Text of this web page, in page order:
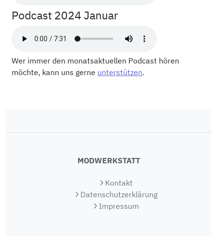
Podcast 2024 Januar
Wer immer den monatsaktuellen Podcast hören
möchte, kann uns gerne unterstützen.
MODWERKSTATT
Kontakt
Datenschutzerklärung
Impressum